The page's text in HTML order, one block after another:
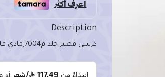
Description
كرسي قصير جلد م7004 رمادي